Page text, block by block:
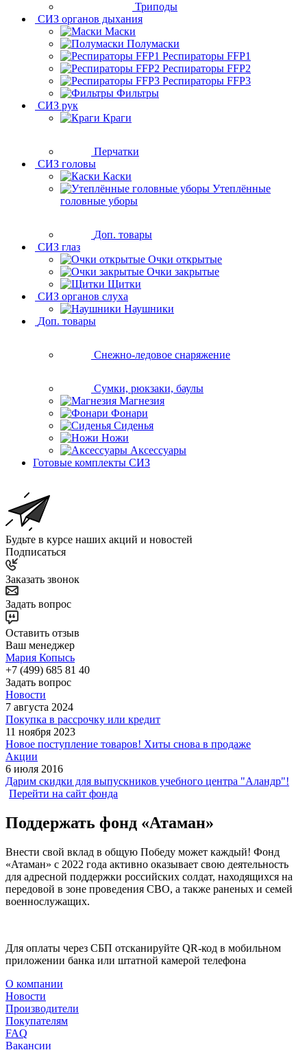
Триподы
СИЗ органов дыхания
Маски
Полумаски
Респираторы FFP1
Респираторы FFP2
Респираторы FFP3
Фильтры
СИЗ рук
Краги
Перчатки
СИЗ головы
Каски
Утеплённые
головные уборы
Доп. товары
СИЗ глаз
Очки открытые
Очки закрытые
Щитки
СИЗ органов слуха
Наушники
Доп. товары
Снежно-ледовое снаряжение
Сумки, рюкзаки, баулы
Магнезия
Фонари
Сиденья
Ножи
Аксессуары
Готовые комплекты СИЗ
Будьте в курсе наших акций и новостей
Подписаться
Заказать звонок
Задать вопрос
Оставить отзыв
Ваш менеджер
Мария Копысь
+7 (499) 685 81 40
Задать вопрос
Новости
7 августа 2024
Покупка в рассрочку или кредит
11 ноября 2023
Новое поступление товаров! Хиты снова в продаже
Акции
6 июля 2016
Дарим скидки для выпускников учебного центра "Аландр"!
Перейти на сайт фонда
Поддержать фонд «Атаман»
Внести свой вклад в общую Победу может каждый! Фонд
«Атаман» с 2022 года активно оказывает свою деятельность
для адресной поддержки российских солдат, находящихся на
передовой в зоне проведения СВО, а также раненых и семей
военнослужащих.
Для оплаты через СБП отсканируйте QR-код в мобильном
приложении банка или штатной камерой телефона
О компании
Новости
Производители
Покупателям
FAQ
Вакансии